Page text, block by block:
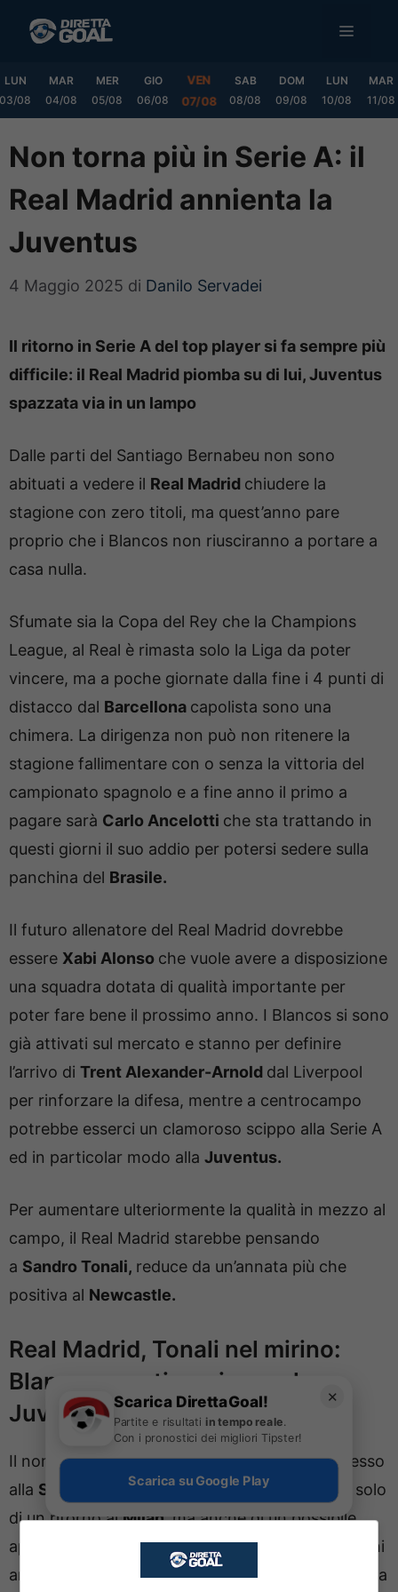
MENU
LUN
03/08
MAR
04/08
MER
05/08
GIO
06/08
VEN
07/08
SAB
08/08
DOM
09/08
LUN
10/08
MAR
11/08
Non torna più in Serie A: il
Real Madrid annienta la
Juventus
4 Maggio 2025 di Danilo Servadei
Il ritorno in Serie A del top player si fa sempre più
difficile: il Real Madrid piomba su di lui, Juventus
spazzata via in un lampo
Dalle parti del Santiago Bernabeu non sono
abituati a vedere il Real Madrid chiudere la
stagione con zero titoli, ma quest’anno pare
proprio che i Blancos non riusciranno a portare a
casa nulla.
Sfumate sia la Copa del Rey che la Champions
League, al Real è rimasta solo la Liga da poter
vincere, ma a poche giornate dalla fine i 4 punti di
distacco dal Barcellona capolista sono una
chimera. La dirigenza non può non ritenere la
stagione fallimentare con o senza la vittoria del
campionato spagnolo e a fine anno il primo a
pagare sarà Carlo Ancelotti che sta trattando in
questi giorni il suo addio per potersi sedere sulla
panchina del Brasile.
Il futuro allenatore del Real Madrid dovrebbe
essere Xabi Alonso che vuole avere a disposizione
una squadra dotata di qualità importante per
poter fare bene il prossimo anno. I Blancos si sono
già attivati sul mercato e stanno per definire
l’arrivo di Trent Alexander-Arnold dal Liverpool
per rinforzare la difesa, mentre a centrocampo
potrebbe esserci un clamoroso scippo alla Serie A
ed in particolar modo alla Juventus.
Per aumentare ulteriormente la qualità in mezzo al
campo, il Real Madrid starebbe pensando
a Sandro Tonali, reduce da un’annata più che
positiva al Newcastle.
Real Madrid, Tonali nel mirino:
Blancos pronti a scippare la
Juventus
Il nome diSandro Tonaliè stato accostato spesso
alla Serie A
negli ultimi mesi e si è parlato non solo
di un ritorno alMilan,ma anche di un possibile
approdo alla
Juventus.Tuttavia, negli ultimi giorni
anche il
Real Madridsi sarebbe inserito nella corsa
✕
Scarica DirettaGoal!
Partite e risultati in tempo reale.
Con i pronostici dei migliori Tipster!
Scarica su Google Play